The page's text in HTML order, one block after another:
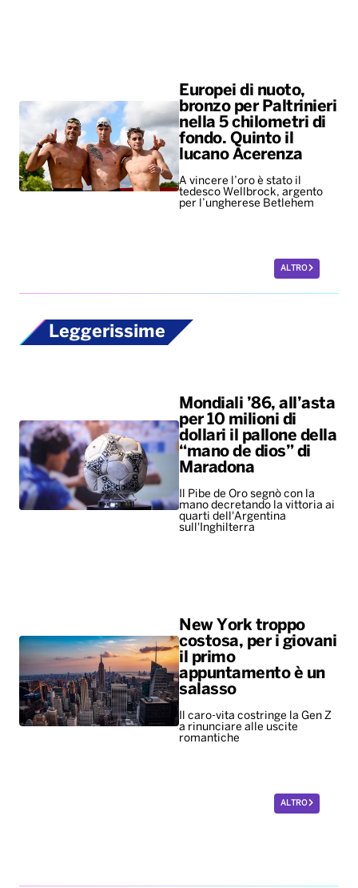
Europei di nuoto,
bronzo per Paltrinieri
nella 5 chilometri di
fondo. Quinto il
lucano Acerenza
A vincere l’oro è stato il
tedesco Wellbrock, argento
per l’ungherese Betlehem
ALTRO
Leggerissime
Mondiali ’86, all’asta
per 10 milioni di
dollari il pallone della
“mano de dios” di
Maradona
Il Pibe de Oro segnò con la
mano decretando la vittoria ai
quarti dell'Argentina
sull'Inghilterra
New York troppo
costosa, per i giovani
il primo
appuntamento è un
salasso
Il caro-vita costringe la Gen Z
a rinunciare alle uscite
romantiche
ALTRO